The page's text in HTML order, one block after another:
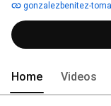
gonzalezbenitez-
Home Videos